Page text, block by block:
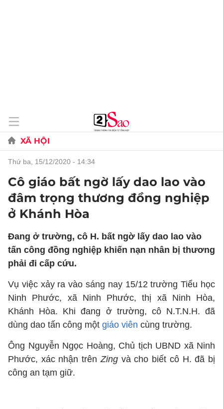
XÃ HỘI
thứ ba, 15/12/2020 - 14:34
Cô giáo bất ngờ lấy dao lao vào
đâm trọng thương đồng nghiệp
ở Khánh Hòa
Đang ở trường, cô H. bất ngờ lấy dao lao vào
tấn công đồng nghiệp khiến nạn nhân bị thương
phải đi cấp cứu.
Vụ việc xảy ra vào sáng nay 15/12 trường Tiểu học
Ninh Phước, xã Ninh Phước, thị xã Ninh Hòa,
Khánh Hòa. Khi đang ở trường, cô N.T.N.H. đã
dùng dao tấn công một giáo viên cùng trường.
Ông Nguyễn Ngọc Hoàng, Chủ tịch UBND xã Ninh
Phước, xác nhận trênZingvà cho biết cô H. đã bị
công an tạm giữ.